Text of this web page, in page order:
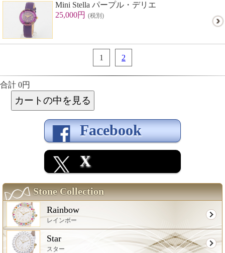
Mini Stella パープル・デリエ
25,000円 (税別)
1 2
合計 0円
Facebook
X
Stone Collection
Rainbow
レインボー
Star
スター